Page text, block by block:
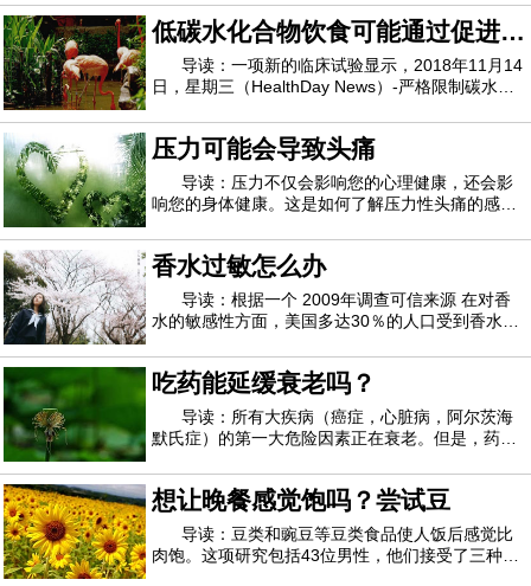
未来10年内具有较低的死亡风险。西班牙潘普洛纳
医院Navarra医院的心脏病专家 Adela Navarro博士
说：“我们的发现表明，每天喝四杯咖啡可
低碳水化合物饮食可能通过促进卡
路里燃烧而起作用
导读：一项新的临床试验显示，2018年11月14
日，星期三（HealthDay News）-严格限制碳水化
里。研究人员发现，在一项减肥研究中，在164名
成年人中，与低碳水化合物饮食相比，低碳水化合
物，高脂肪饮食的成年人每天燃烧的卡路里更多。
压力可能会导致头痛
导读：压力不仅会影响您的心理健康，还会影
响您的身体健康。这是如何了解压力性头痛的感
及如何减少并希望一劳永逸地消除压力性头痛。压
力可能会导致头痛家庭医学医师Bindiya Gandhi医
学博士说：“人们头痛的原因有很多，包括食物
香水过敏怎么办
导读：根据一个 2009年调查可信来源 在对香
水的敏感性方面，美国多达30％的人口受到香水的
的健康影响。香水过敏部分是由过度引起的 2,500
种化学品可信来源，这通常是 未列出可信来源，在
普通香水或古龙水中。过敏症当您过敏时，
吃药能延缓衰老吗？
导读：所有大疾病（癌症，心脏病，阿尔茨海
默氏症）的第一大危险因素正在衰老。但是，药物
就是越来越多的研究背后的想法，吸引了政府和私
人捐助者的广泛支持，其中包括数百万来自硅谷高
管的支持，例如微软联合创始人保罗艾伦和风
想让晚餐感觉饱吗？尝试豆
导读：豆类和豌豆等豆类食品使人饭后感觉比
肉饱。这项研究包括43位男性，他们接受了三种不